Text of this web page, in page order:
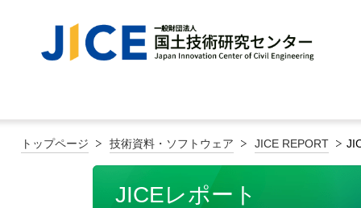
トップページ 技術資料・ソフトウェア JICE REPORT
JICEレポート